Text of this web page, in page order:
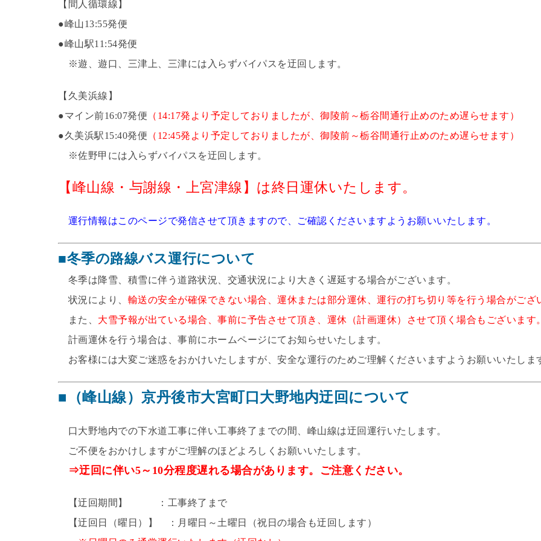
【間人循環線】
●峰山13:55発便
●峰山駅11:54発便
※遊、遊口、三津上、三津には入らずバイパスを迂回します。
【久美浜線】
●マイン前16:07発便 （14:17発より予定しておりましたが、御陵前～栃谷間通行止めのため遅らせます）
●久美浜駅15:40発便 （12:45発より予定しておりましたが、御陵前～栃谷間通行止めのため遅らせます）
※佐野甲には入らずバイパスを迂回します。
【峰山線・与謝線・上宮津線】は終日運休いたします。
運行情報はこのページで発信させて頂きますので、ご確認くださいますようお願いいたします。
■冬季の路線バス運行について
冬季は降雪、積雪に伴う道路状況、交通状況により大きく遅延する場合がございます。
状況により、 輸送の安全が確保できない場合、運休または部分運休、運行の打ち切り等を行う場合がござ
また、 大雪予報が出ている場合、事前に予告させて頂き、運休（計画運休）させて頂く場合もございます。
計画運休を行う場合は、事前にホームページにてお知らせいたします。
お客様には大変ご迷惑をおかけいたしますが、安全な運行のためご理解くださいますようお願いいたしま
■（峰山線）京丹後市大宮町口大野地内迂回について
口大野地内での下水道工事に伴い工事終了までの間、峰山線は迂回運行いたします。
ご不便をおかけしますがご理解のほどよろしくお願いいたします。
⇒迂回に伴い5～10分程度遅れる場合があります。ご注意ください。
【迂回期間】 ：工事終了まで
【迂回日（曜日）】 ：月曜日～土曜日（祝日の場合も迂回します）